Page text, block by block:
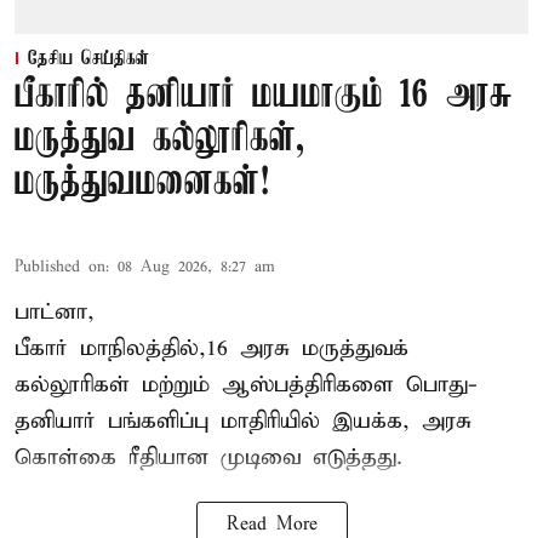
தேசிய செய்திகள்
பீகாரில் தனியார் மயமாகும் 16 அரசு
மருத்துவ கல்லூரிகள்,
மருத்துவமனைகள்!
Published on: 08 Aug 2026, 8:27 am
பாட்னா,
பீகார் மாநிலத்தில்,16 அரசு மருத்துவக்
கல்லூரிகள் மற்றும் ஆஸ்பத்திரிகளை பொது-
தனியார் பங்களிப்பு மாதிரியில் இயக்க, அரசு
கொள்கை ரீதியான முடிவை எடுத்தது.
Read More